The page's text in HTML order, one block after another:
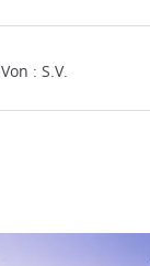
Von : S.V.